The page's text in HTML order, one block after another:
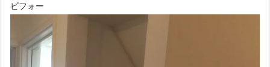
ビフォー